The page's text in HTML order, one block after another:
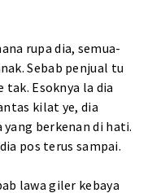
rupa dia, semua-
Sebab penjual tu
tak. Esoknya la dia
kilat ye, dia
berkenan di hati.
pos terus sampai.
lawa giler kebaya